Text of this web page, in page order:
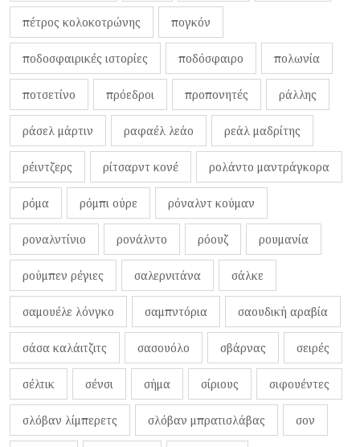
πέτρος κολοκοτρώνης πογκόν
ποδοσφαιρικές ιστορίες ποδόσφαιρο πολωνία
ποτσετίνο πρόεδροι προπονητές ράλλης
ράσελ μάρτιν ραφαέλ λεάο ρεάλ μαδρίτης
ρέιντζερς ρίτσαρντ κονέ ρολάντο μαντράγκορα
ρόμα ρόμπι ούρε ρόναλντ κούμαν
ροναλντίνιο ρονάλντο ρόουζ ρουμανία
ρούμπεν ρέγιες σαλερνιτάνα σάλκε
σαμουέλε λόνγκο σαμπντόρια σαουδική αραβία
σάσα καλάιτζιτς σασουόλο σβάρνας σειρές
σέλτικ σένσι σήμα σίριους σιφουέντες
σλόβαν λίμπερετς σλόβαν μπρατισλάβας σον